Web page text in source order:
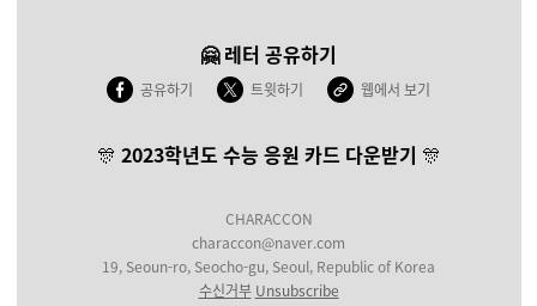
🤗 레터 공유하기
공유하기 트윗하기 웹에서 보기
🎊 2023학년도 수능 응원 카드 다운받기 🎊
CHARACCON
characcon@naver.com
19, Seoun-ro, Seocho-gu, Seoul, Republic of Korea
수신거부 Unsubscribe